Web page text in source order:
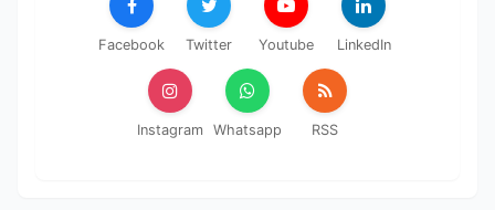
Facebook Twitter Youtube LinkedIn
Instagram Whatsapp RSS